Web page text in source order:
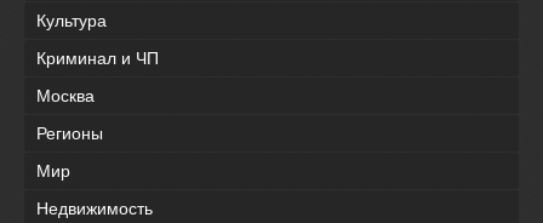
Культура
Криминал и ЧП
Москва
Регионы
Мир
Недвижимость